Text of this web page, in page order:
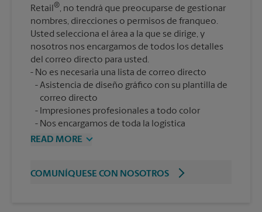
Retail ®, no tendrá que preocuparse de gestionar
nombres, direcciones o permisos de franqueo.
Usted selecciona el área a la que se dirige, y
nosotros nos encargamos de todos los detalles
del correo directo para usted.
Asistencia de diseño gráfico con su plantilla de
correo directo
Impresiones profesionales a todo color
Nos encargamos de toda la logística
READ MORE
COMUNÍQUESE CON NOSOTROS